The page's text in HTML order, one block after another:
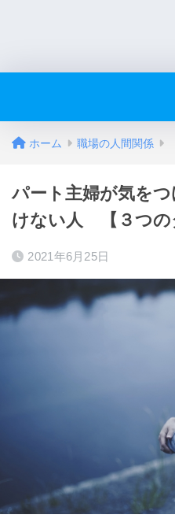
ホーム 職場の人間関係
パート主婦が気を
けない人 【３つの
2021年6月25日